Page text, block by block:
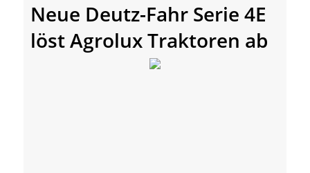
Neue Deutz-Fahr Serie 4E
löst Agrolux Traktoren ab